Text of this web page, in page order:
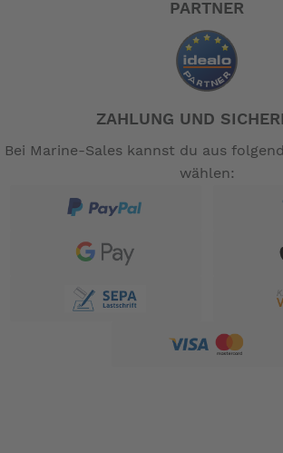
PARTNER
ZAHLUNG UND
Bei Marine-Sales kannst du aus
wählen: